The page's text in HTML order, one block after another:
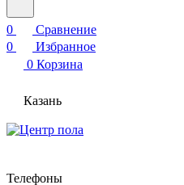
0
Сравнение
0
Избранное
0 Корзина
Казань
Телефоны